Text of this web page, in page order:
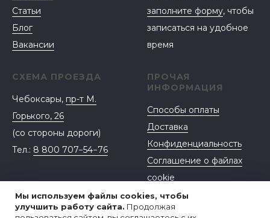
Мы используем файлы cookies, чтобы
улучшить работу сайта. Продолжая
Статьи
Блог
Вакансии
заполните форму, чтобы
записаться на удобное
время
СХЕМА ПРОЕЗДА
Чебоксары, пр-т М.
Горького, 26
(со стороны дороги)
Тел.: 8 800 707−54−76
ПРОЧАЯ
ИНФОРМАЦИЯ
Способы оплаты
Доставка
Конфиденциальность
Соглашение о файлах
cookie
Договор-оферта